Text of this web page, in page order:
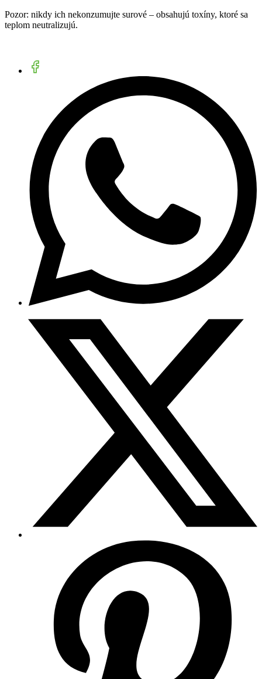
Pozor: nikdy ich nekonzumujte surové – obsahujú toxíny, ktoré sa
teplom neutralizujú.